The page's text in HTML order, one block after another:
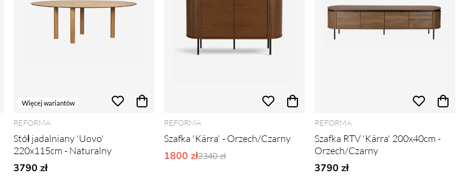
Więcej wariantów
REFORMA
Stół jadalniany 'Uovo'
220x115cm - Naturalny
3790 zł
REFORMA
Szafka 'Kärra' - Orzech/Czarny
1800 złOrdynarne ceny:
2340 zł
REFORMA
Szafka RTV 'Kärra' 200x40cm -
Orzech/Czarny
3790 zł